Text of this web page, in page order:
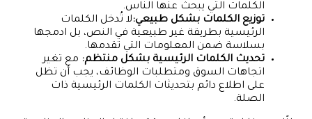
الكلمات التي يبحث عنها الناس.
توزيع الكلمات بشكل طبيعي:لا تُدخل الكلمات
الرئيسية بطريقة غير طبيعية في النص، بل ادمجها
بسلاسة ضمن المعلومات التي تقدمها.
تحديث الكلمات الرئيسية بشكل منتظم: مع تغير
اتجاهات السوق ومتطلبات الوظائف، يجب أن تظل
على اطلاع دائم بتحديثات الكلمات الرئيسية ذات
الصلة.